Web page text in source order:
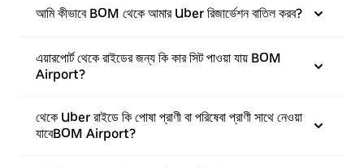
আমি কীভাবে BOM থেকে আমার Uber রিজার্ভেশন বাতিল করব?
এয়ারপোর্ট থেকে রাইডের জন্য কি কার সিট পাওয়া যায় BOM
Airport?
থেকে Uber রাইডে কি পোষা প্রাণী বা পরিষেবা প্রাণী সাথে নেওয়া
যাবেBOM Airport?